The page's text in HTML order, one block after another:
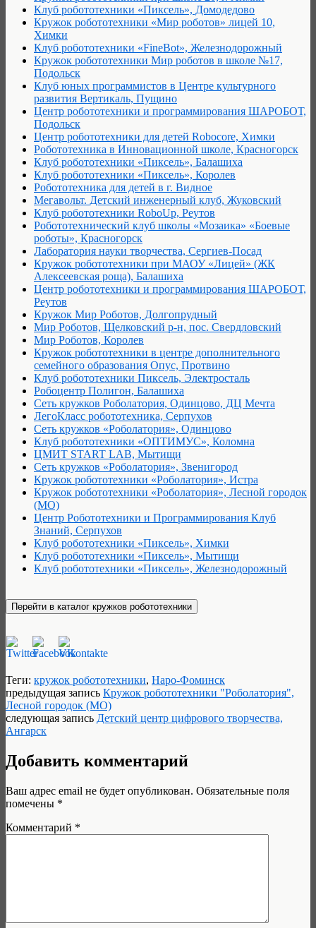
Клуб робототехники «Пиксель», Домодедово
Кружок робототехники «Мир роботов» лицей 10,
Химки
Клуб робототехники «FineBot», Железнодорожный
Кружок робототехники Мир роботов в школе №17,
Подольск
Клуб юных программистов в Центре культурного
развития Вертикаль, Пущино
Центр робототехники и программирования ШАРОБОТ,
Подольск
Центр робототехники для детей Robocore, Химки
Робототехника в Инновационной школе, Красногорск
Клуб робототехники «Пиксель», Балашиха
Клуб робототехники «Пиксель», Королев
Робототехника для детей в г. Видное
Мегавольт. Детский инженерный клуб, Жуковский
Клуб робототехники RoboUp, Реутов
Робототехнический клуб школы «Мозаика» «Боевые
роботы», Красногорск
Лаборатория науки творчества, Сергиев-Посад
Кружок робототехники при МАОУ «Лицей» (ЖК
Алексеевская роща), Балашиха
Центр робототехники и программирования ШАРОБОТ,
Реутов
Кружок Мир Роботов, Долгопрудный
Мир Роботов, Щелковский р-н, пос. Свердловский
Мир Роботов, Королев
Кружок робототехники в центре дополнительного
семейного образования Опус, Протвино
Клуб робототехники Пиксель, Электросталь
Робоцентр Полигон, Балашиха
Сеть кружков Роболатория, Одинцово, ДЦ Мечта
ЛегоКласс робототехника, Серпухов
Сеть кружков «Роболатория», Одинцово
Клуб робототехники «ОПТИМУС», Коломна
ЦМИТ START LAB, Мытищи
Сеть кружков «Роболатория», Звенигород
Кружок робототехники «Роболатория», Истра
Кружок робототехники «Роболатория», Лесной городок
(МО)
Центр Робототехники и Программирования Клуб
Знаний, Серпухов
Клуб робототехники «Пиксель», Химки
Клуб робототехники «Пиксель», Мытищи
Клуб робототехники «Пиксель», Железнодорожный
Теги: кружок робототехники, Наро-Фоминск
предыдущая запись Кружок робототехники "Роболатория",
Лесной городок (МО)
следующая запись Детский центр цифрового творчества,
Ангарск
Добавить комментарий
Ваш адрес email не будет опубликован. Обязательные поля
помечены *
Комментарий *